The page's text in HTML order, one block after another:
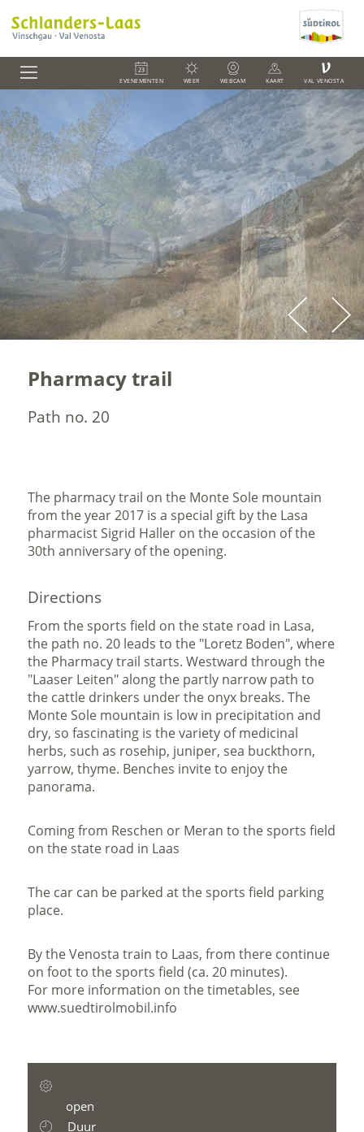
EVENEMENTEN WEER WEBCAM KAART
V
VAL VENOSTA
Pharmacy trail
Path no. 20
The pharmacy trail on the Monte Sole mountain
from the year 2017 is a special gift by the Lasa
pharmacist Sigrid Haller on the occasion of the
30th anniversary of the opening.
Directions
From the sports field on the state road in Lasa,
the path no. 20 leads to the "Loretz Boden", where
the Pharmacy trail starts. Westward through the
"Laaser Leiten" along the partly narrow path to
the cattle drinkers under the onyx breaks. The
Monte Sole mountain is low in precipitation and
dry, so fascinating is the variety of medicinal
herbs, such as rosehip, juniper, sea buckthorn,
yarrow, thyme. Benches invite to enjoy the
panorama.
Coming from Reschen or Meran to the sports field
on the state road in Laas
The car can be parked at the sports field parking
place.
By the Venosta train to Laas, from there continue
on foot to the sports field (ca. 20 minutes).
For more information on the timetables, see
www.suedtirolmobil.info
open
Duur